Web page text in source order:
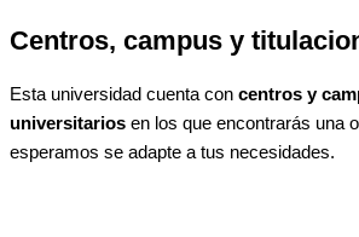
Centros, campus y
Esta universidad cuenta con centros y
universitarios en los que encontrarás una
esperamos se adapte a tus necesidades.